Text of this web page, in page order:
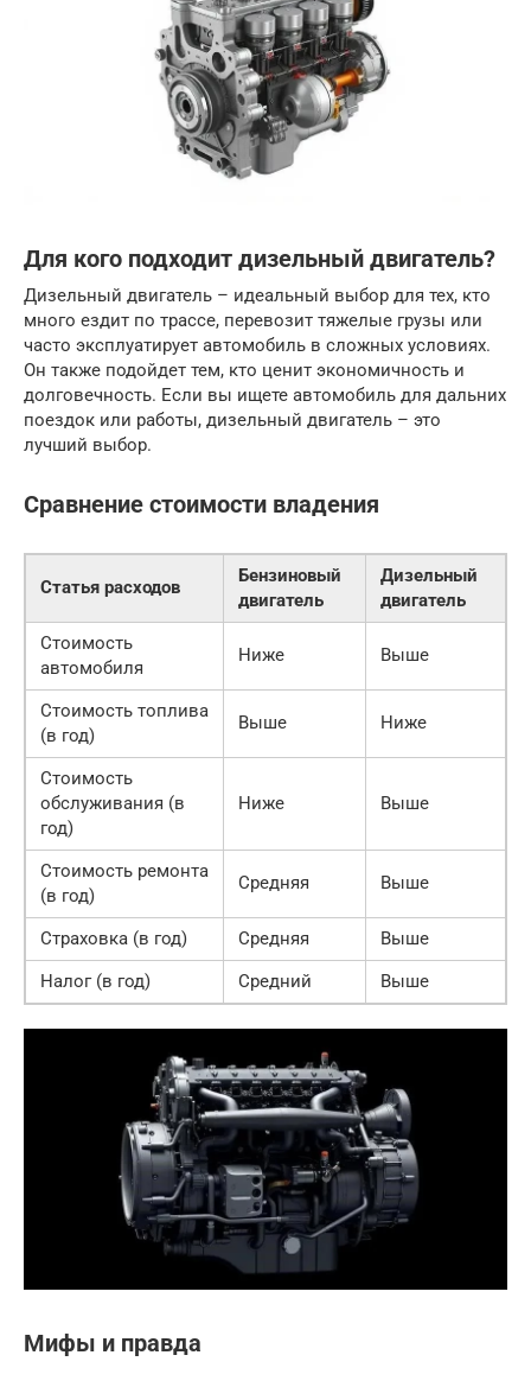
Для кого подходит дизельный двигатель?
Дизельный двигатель – идеальный выбор для тех, кто
много ездит по трассе, перевозит тяжелые грузы или
часто эксплуатирует автомобиль в сложных условиях.
Он также подойдет тем, кто ценит экономичность и
долговечность. Если вы ищете автомобиль для дальних
поездок или работы, дизельный двигатель – это
лучший выбор.
Сравнение стоимости владения
Статья расходов
Бензиновый
двигатель
Дизельный
двигатель
Стоимость
автомобиля
Ниже Выше
Стоимость топлива
(в год)
Выше Ниже
Стоимость
обслуживания (в
год)
Ниже Выше
Стоимость ремонта
(в год)
Средняя Выше
Страховка (в год) Средняя
Выше
Налог (в год)
Средний Выше
Мифы и правда